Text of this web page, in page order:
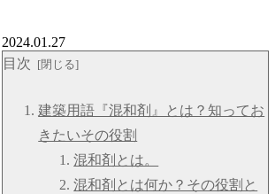
2024.01.27
目次
建築用語『混和剤』とは？知ってお
きたいその役割
混和剤とは。
混和剤とは何か？その役割と